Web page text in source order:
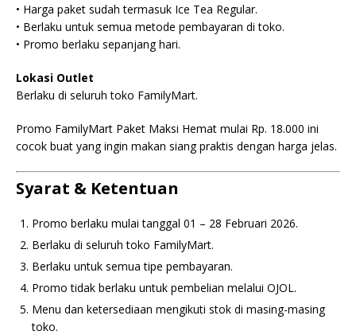
• Harga paket sudah termasuk Ice Tea Regular.
• Berlaku untuk semua metode pembayaran di toko.
• Promo berlaku sepanjang hari.
Lokasi Outlet
Berlaku di seluruh toko FamilyMart.
Promo FamilyMart Paket Maksi Hemat mulai Rp. 18.000 ini
cocok buat yang ingin makan siang praktis dengan harga jelas.
Syarat & Ketentuan
Promo berlaku mulai tanggal 01 – 28 Februari 2026.
Berlaku di seluruh toko FamilyMart.
Berlaku untuk semua tipe pembayaran.
Promo tidak berlaku untuk pembelian melalui OJOL.
Menu dan ketersediaan mengikuti stok di masing-masing
toko.